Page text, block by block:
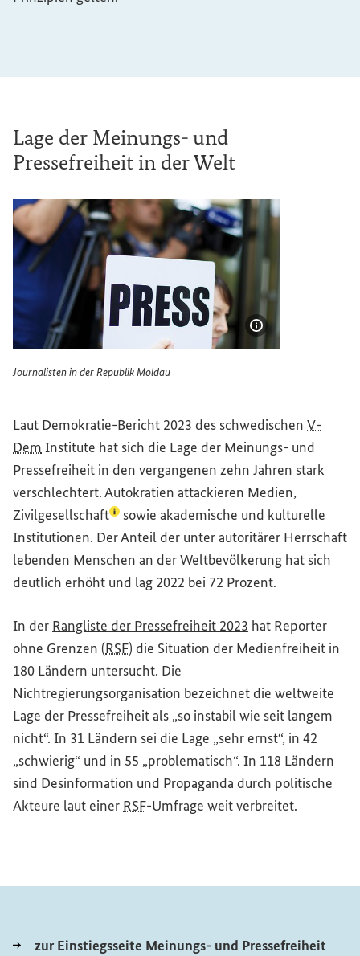
Lage der Meinungs- und
Pressefreiheit in der Welt
Journalisten in der Republik Moldau
Laut Demokratie-Bericht 2023 (Externer Link)
des schwedischen V-
Dem Institute hat sich die Lage der Meinungs- und
Pressefreiheit in den vergangenen zehn Jahren stark
verschlechtert. Autokratien attackieren Medien,
Zivilgesellschaft(Lexikon-Eintrag zum Begriff aufrufen)
sowie akademische und kulturelle
Institutionen. Der Anteil der unter autoritärer Herrschaft
lebenden Menschen an der Weltbevölkerung hat sich
deutlich erhöht und lag 2022 bei 72 Prozent.
In der Rangliste der Pressefreiheit 2023 (Externer Link)
hat Reporter
ohne Grenzen (RSF) die Situation der Medienfreiheit in
180 Ländern untersucht. Die
Nichtregierungsorganisation bezeichnet die weltweite
Lage der Pressefreiheit als „so instabil wie seit langem
nicht“. In 31 Ländern sei die Lage „sehr ernst“, in 42
„schwierig“ und in 55 „problematisch“. In 118 Ländern
sind Desinformation und Propaganda durch politische
Akteure laut einer RSF-Umfrage weit verbreitet.
zur Einstiegsseite Meinungs- und Pressefreiheit